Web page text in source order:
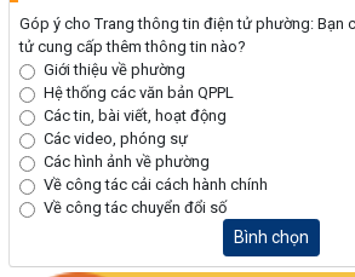
Góp ý cho Trang thông tin điện tử phường: Bạn
tử cung cấp thêm thông tin nào?
Giới thiệu về phường
Hệ thống các văn bản QPPL
Các tin, bài viết, hoạt động
Các video, phóng sự
Các hình ảnh về phường
Về công tác cải cách hành chính
Về công tác chuyển đổi số
Bình chọn